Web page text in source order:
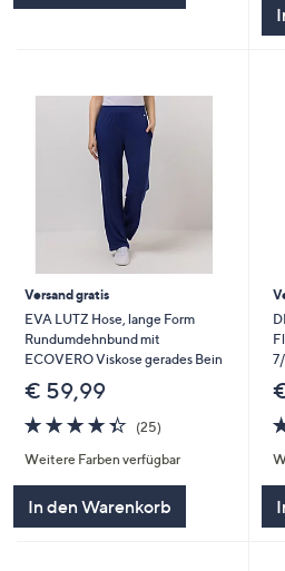
Versand gratis
EVA LUTZ Hose, lange Form
Rundumdehnbund mit
ECOVERO Viskose gerades Bein
€ 59,99
4.4
von
5
(25)
Weitere Farben verfügbar
In den Warenkorb